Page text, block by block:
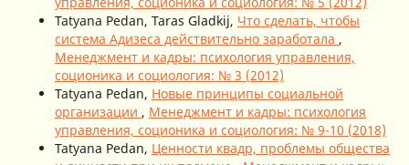
Tatyana Pedan, Taras Gladkij, Что сделать, чтобы
система Адизеса действительно заработала ,
Менеджмент и кадры: психология управления,
соционика и социология: № 3 (2012)
Tatyana Pedan, Новые принципы социальной
организации , Менеджмент и кадры: психология
управления, соционика и социология: № 9-10 (2018)
Tatyana Pedan, Ценности квадр, проблемы общества